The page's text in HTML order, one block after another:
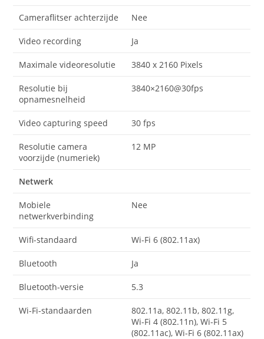
Cameraflitser achterzijde Nee
Video recording Ja
Maximale videoresolutie 3840 x 2160 Pixels
Resolutie bij
opnamesnelheid
3840×2160@30fps
Video capturing speed 30 fps
Resolutie camera
voorzijde (numeriek)
12 MP
Netwerk
Mobiele
netwerkverbinding
Nee
Wifi-standaard Wi-Fi 6 (802.11ax)
Bluetooth Ja
Bluetooth-versie 5.3
Wi-Fi-standaarden
802.11a, 802.11b, 802.11g,
Wi-Fi 4 (802.11n), Wi-Fi 5
(802.11ac), Wi-Fi 6 (802.11ax)